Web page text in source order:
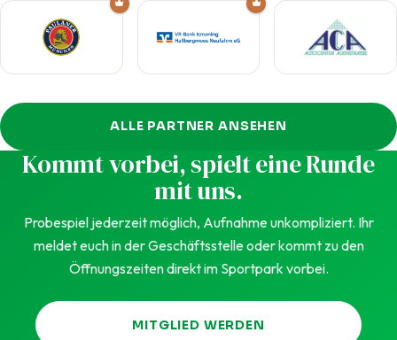
ALLE PARTNER ANSEHEN
Kommt vorbei, spielt eine Runde
mit uns.
Probespiel jederzeit möglich, Aufnahme unkompliziert. Ihr
meldet euch in der Geschäftsstelle oder kommt zu den
Öffnungszeiten direkt im Sportpark vorbei.
MITGLIED WERDEN